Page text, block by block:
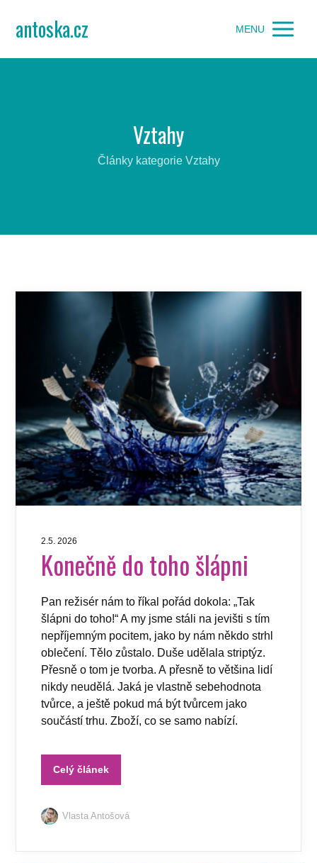
antoska.cz MENU
Vztahy
Články kategorie Vztahy
2.5. 2026
Konečně do toho šlápni
Pan režisér nám to říkal pořád dokola: „Tak
šlápni do toho!“ A my jsme stáli na jevišti s tím
nepříjemným pocitem, jako by nám někdo strhl
oblečení. Tělo zůstalo. Duše udělala striptýz.
Přesně o tom je tvorba. A přesně to většina lidí
nikdy neudělá. Jaká je vlastně sebehodnota
tvůrce, a ještě pokud má být tvůrcem jako
součástí trhu. Zboží, co se samo nabízí.
Celý článek
Vlasta Antošová